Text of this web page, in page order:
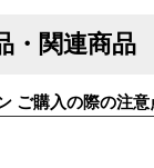
・関連商品
ご購入の際の注意